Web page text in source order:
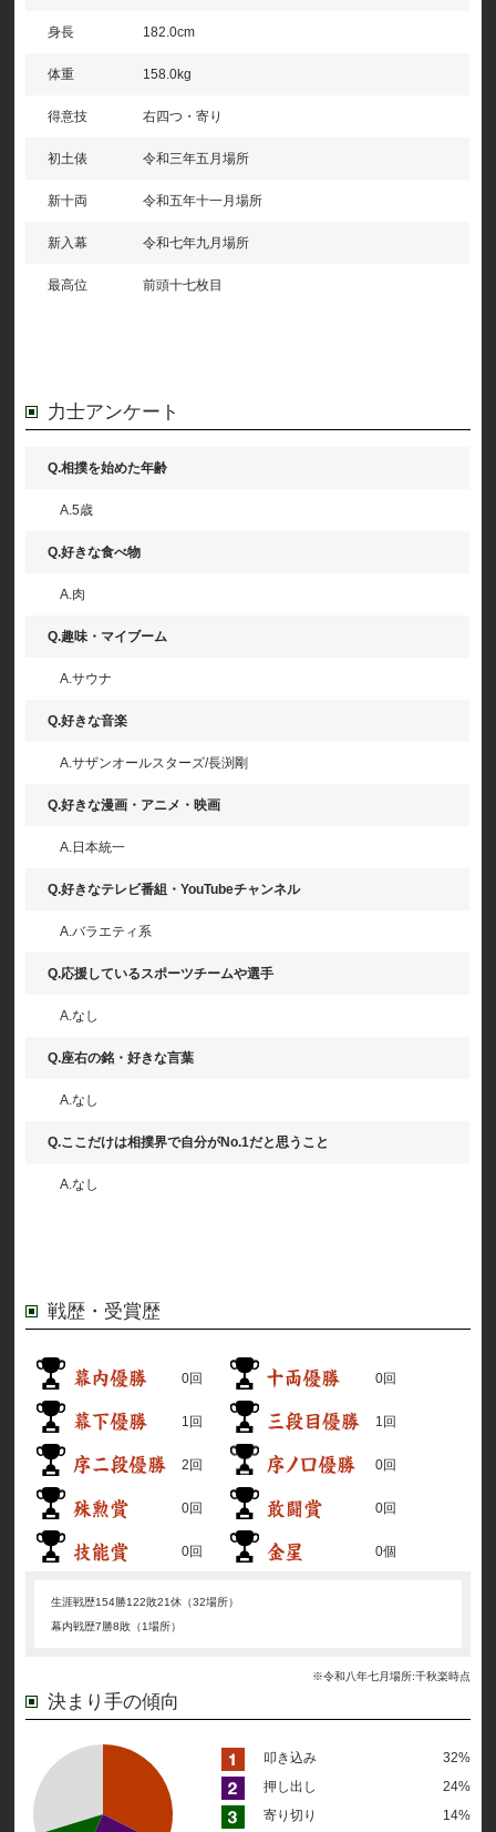
身長 182.0cm
体重 158.0kg
得意技 右四つ・寄り
初土俵 令和三年五月場所
新十両 令和五年十一月場所
新入幕 令和七年九月場所
最高位 前頭十七枚目
力士アンケート
Q.相撲を始めた年齢
A.5歳
Q.好きな食べ物
A.肉
Q.趣味・マイブーム
A.サウナ
Q.好きな音楽
A.サザンオールスターズ/長渕剛
Q.好きな漫画・アニメ・映画
A.日本統一
Q.好きなテレビ番組・YouTubeチャンネル
A.バラエティ系
Q.応援しているスポーツチームや選手
A.なし
Q.座右の銘・好きな言葉
A.なし
Q.ここだけは相撲界で自分がNo.1だと思うこと
A.なし
戦歴・受賞歴
0回 0回
1回 1回
2回 0回
0回 0回
0回 0個
生涯戦歴154勝122敗21休（32場所）
幕内戦歴7勝8敗（1場所）
※令和八年七月場所:千秋楽時点
決まり手の傾向
叩き込み
32%
押し出し
24%
寄り切り
14%